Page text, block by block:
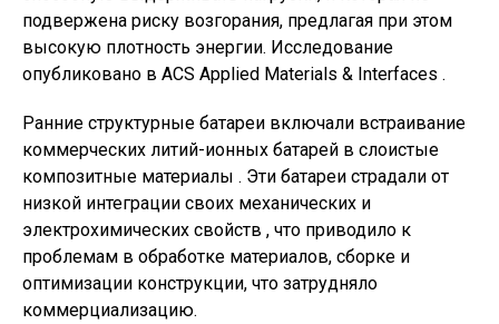
подвержена риску возгорания, предлагая при этом
высокую плотность энергии. Исследование
опубликовано в ACS Applied Materials & Interfaces .
Ранние структурные батареи включали встраивание
коммерческих литий-ионных батарей в слоистые
композитные материалы . Эти батареи страдали от
низкой интеграции своих механических и
электрохимических свойств , что приводило к
проблемам в обработке материалов, сборке и
оптимизации конструкции, что затрудняло
коммерциализацию.